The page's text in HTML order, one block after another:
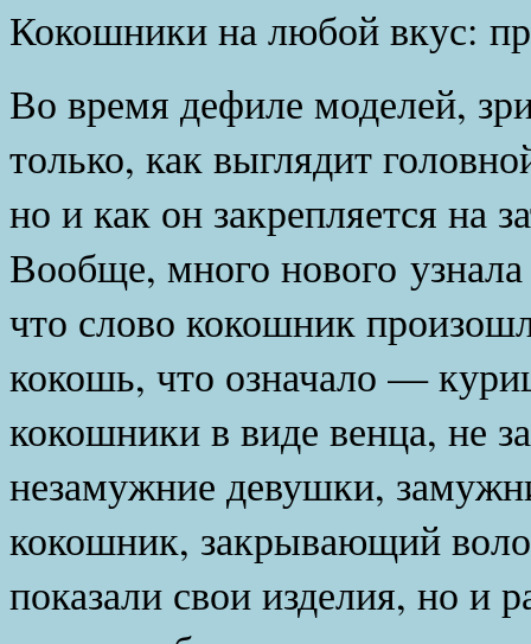
Кокошники на любой вкус:
Во время дефиле моделей,
только, как выглядит
но и как он закрепляется на
Вообще, много нового
что слово кокошник
кокошь, что означало —
кокошники в виде венца, не
незамужние девушки,
кокошник, закрывающий
показали свои изделия, но и